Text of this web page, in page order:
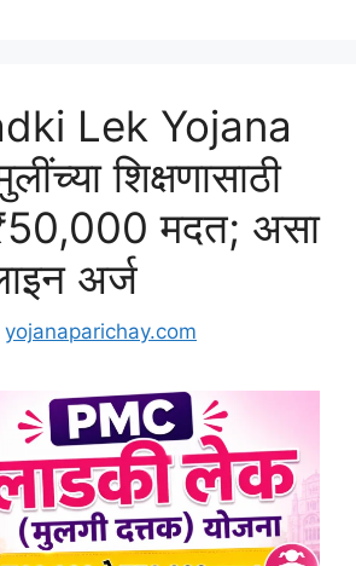
Lek Yojana
शिक्षणासाठी
मदत; असा
अर्ज
yojanaparichay.com